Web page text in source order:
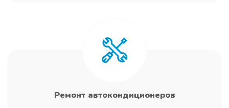
Ремонт автокондиционеров